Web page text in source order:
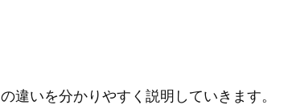
の違いを分かりやすく説明していきます。